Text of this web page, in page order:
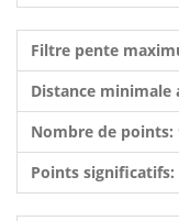
Filtre pente
Distance minimale
Nombre de points:
Points significatifs: